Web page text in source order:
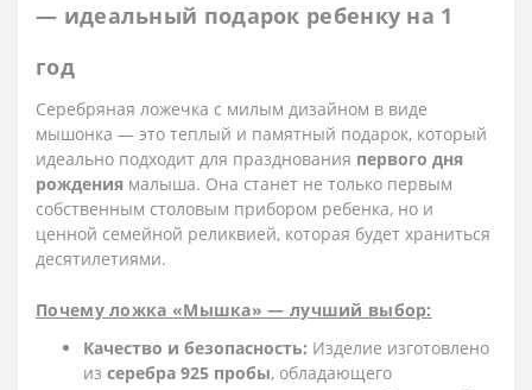
— идеальный подарок ребенку на 1
год
Серебряная ложечка с милым дизайном в виде
мышонка — это теплый и памятный подарок, который
идеально подходит для празднования первого дня
рождения малыша. Она станет не только первым
собственным столовым прибором ребенка, но и
ценной семейной реликвией, которая будет храниться
десятилетиями.
Почему ложка «Мышка» — лучший выбор:
Качество и безопасность: Изделие изготовлено
из серебра 925 пробы, обладающего